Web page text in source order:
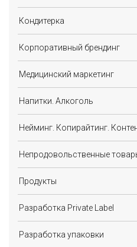
Кондитерка
Корпоративный брендинг
Медицинский маркетинг
Напитки. Алкоголь
Нейминг. Копирайтинг.
Непродовольственные
Продукты
Разработка Private Label
Разработка упаковки